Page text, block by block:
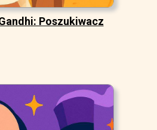
Poszukiwacz